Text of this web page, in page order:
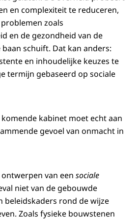
en complexiteit te reduceren,
zoals
en de gezondheid van de
schuift. Dat kan anders:
en inhoudelijke keuzes te
termijn gebaseerd op sociale
komende kabinet moet echt aan
gevoel van onmacht in
van een sociale
niet van de gebouwde
beleidskaders rond de wijze
Zoals fysieke bouwstenen